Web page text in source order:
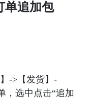
单追加包
->【发货】-
，选中点击“追加